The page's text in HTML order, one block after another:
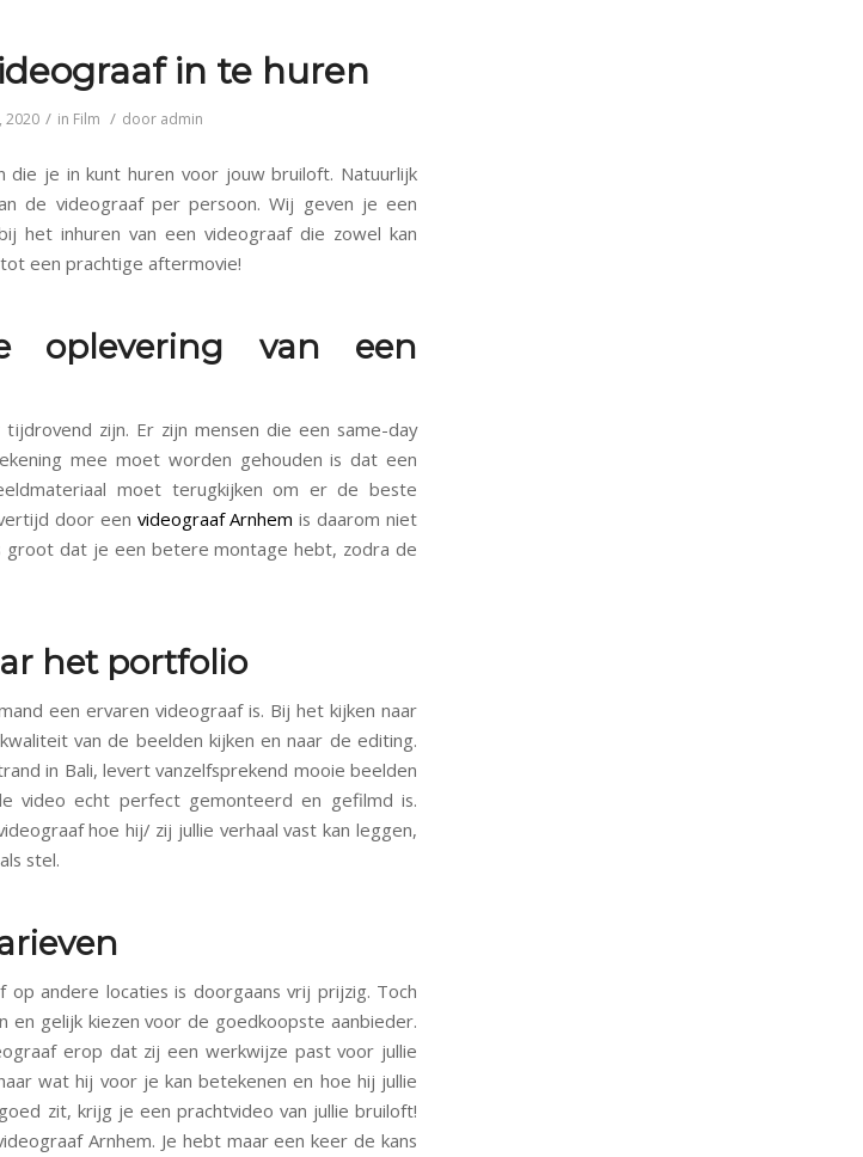
in te huren
2020 / in Film / door admin
die je in kunt huren voor jouw bruiloft. Natuurlijk
de videograaf per persoon. Wij geven je een
het inhuren van een videograaf die zowel kan
een prachtige aftermovie!
oplevering van een
zijn. Er zijn mensen die een same-day
mee moet worden gehouden is dat een
moet terugkijken om er de beste
door een videograaf Arnhem is daarom niet
groot dat je een betere montage hebt, zodra de
het portfolio
een ervaren videograaf is. Bij het kijken naar
van de beelden kijken en naar de editing.
in Bali, levert vanzelfsprekend mooie beelden
video echt perfect gemonteerd en gefilmd is.
hoe hij/ zij jullie verhaal vast kan leggen,
stel.
op andere locaties is doorgaans vrij prijzig. Toch
gelijk kiezen voor de goedkoopste aanbieder.
erop dat zij een werkwijze past voor jullie
wat hij voor je kan betekenen en hoe hij jullie
zit, krijg je een prachtvideo van jullie bruiloft!
Arnhem. Je hebt maar een keer de kans